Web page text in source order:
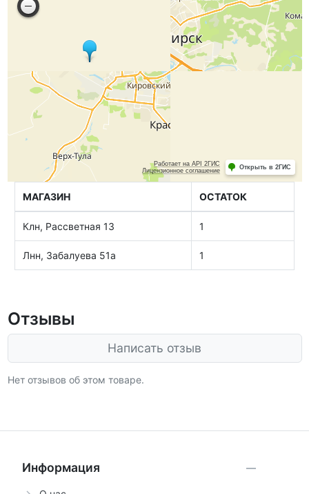
МАГАЗИН ОСТАТОК
Клн, Рассветная 13 1
Лнн, Забалуева 51а 1
Отзывы
Написать отзыв
Нет отзывов об этом товаре.
Информация